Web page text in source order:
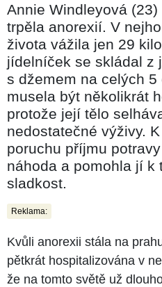
Annie Windleyová
trpěla anorexií. V
života vážila jen 29
jídelníček se skládal z
s džemem na celých
musela být několikrát
protože její tělo
nedostatečné výživy.
poruchu příjmu
náhoda a pomohla jí k
sladkost.
Reklama:
Kvůli anorexii stála na
pětkrát hospitalizována v
že na tomto světě už